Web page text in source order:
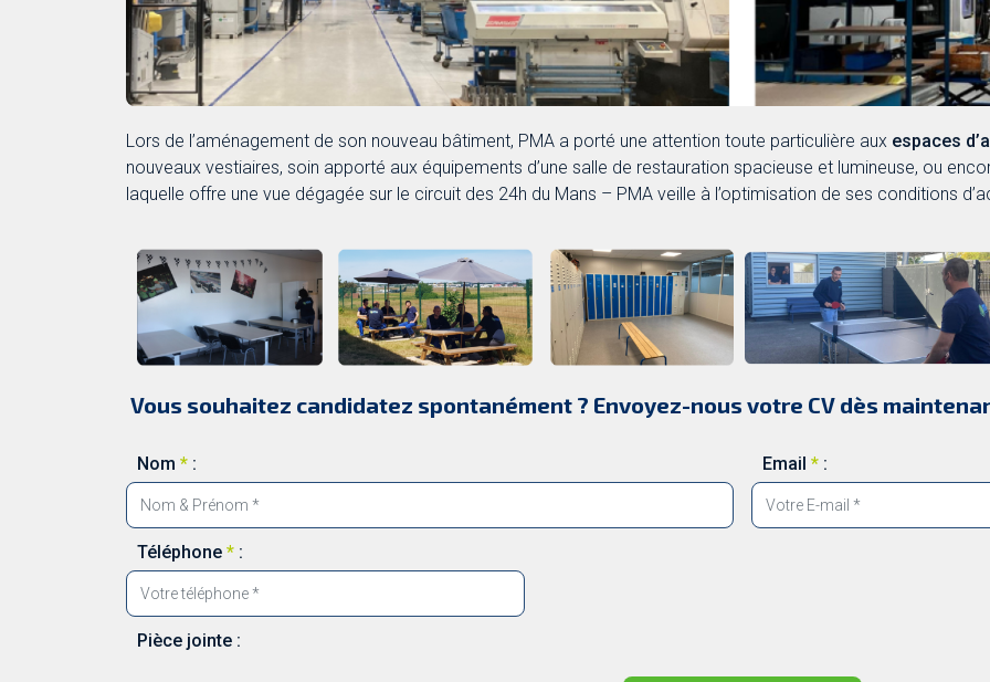
Lors de l’aménagement de son nouveau bâtiment, PMA a porté une attention toute particulière aux espaces
nouveaux vestiaires, soin apporté aux équipements d’une salle de restauration spacieuse et lumineuse, ou
laquelle offre une vue dégagée sur le circuit des 24h du Mans – PMA veille à l’optimisation de ses conditions
Vous souhaitez candidatez spontanément ? Envoyez-nous votre CV dès
Nom * : Email * :
Téléphone * :
Pièce jointe :